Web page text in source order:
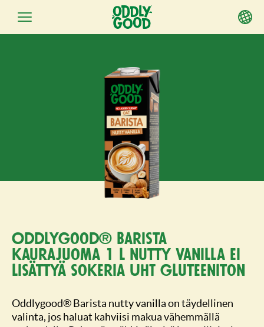
Oddlygood® Barista
kaurajuoma 1 l nutty vanilla ei
lisättyä sokeria UHT gluteeniton
Oddlygood® Barista nutty vanilla on täydellinen
valinta, jos haluat kahviisi makua vähemmällä